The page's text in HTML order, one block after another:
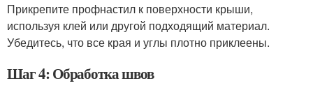
Прикрепите профнастил к поверхности крыши,
используя клей или другой подходящий материал.
Убедитесь, что все края и углы плотно приклеены.
Шаг 4: Обработка швов